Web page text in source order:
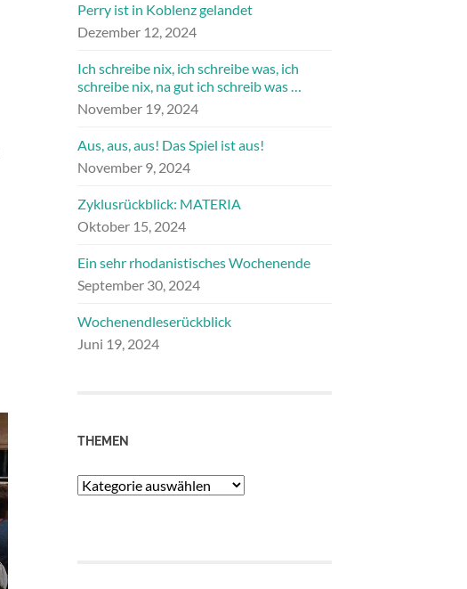
Perry ist in Koblenz gelandet
Dezember 12, 2024
Ich schreibe nix, ich schreibe was, ich
schreibe nix, na gut ich schreib was …
November 19, 2024
Aus, aus, aus! Das Spiel ist aus!
November 9, 2024
Zyklusrückblick: MATERIA
Oktober 15, 2024
Ein sehr rhodanistisches Wochenende
September 30, 2024
Wochenendleserückblick
Juni 19, 2024
THEMEN
Themen